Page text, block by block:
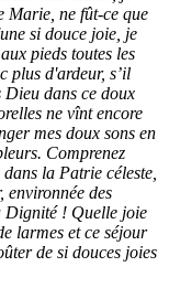
Marie, ne fût-ce que
si douce joie, je
pieds toutes les
plus d'ardeur, s’il
Dieu dans ce doux
ne vînt encore
mes doux sons en
Comprenez
la Patrie céleste,
environnée des
Dignité ! Quelle joie
larmes et ce séjour
de si douces joies